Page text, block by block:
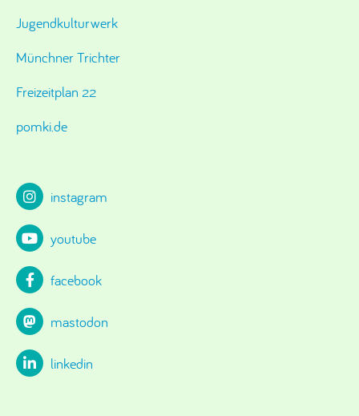
Jugendkulturwerk
Münchner Trichter
Freizeitplan 22
pomki.de
instagram
youtube
facebook
mastodon
linkedin